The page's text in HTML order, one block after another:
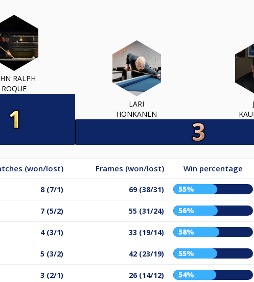
RALPH
ROQUE
LARI
HONKANEN
(won/lost) Frames (won/lost) Win percentage
8 (7/1) 69 (38/31) 55%
7 (5/2) 55 (31/24) 56%
4 (3/1) 33 (19/14) 58%
5 (3/2) 42 (23/19) 55%
3 (2/1) 26 (14/12) 54%